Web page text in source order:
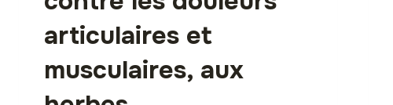
articulaires et
musculaires, aux